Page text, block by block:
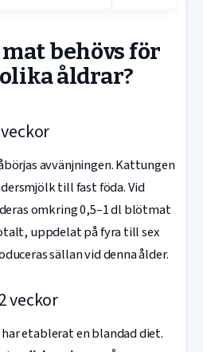
behövs för
åldrar?
avvänjningen. Kattungen
till fast föda. Vid
omkring 0,5–1 dl blötmat
uppdelat på fyra till sex
sällan vid denna ålder.
veckor
etablerat en blandad diet.